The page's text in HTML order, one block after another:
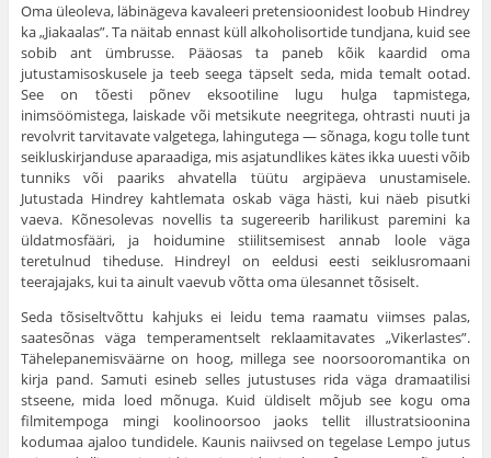
Oma üleoleva, läbinägeva kavaleeri pretensioonidest loobub Hindrey
ka „Jiakaalas”. Ta näitab ennast küll alkoholisortide tundjana, kuid see
sobib ant ümbrusse. Pääosas ta paneb kõik kaardid oma
jutustamisoskusele ja teeb seega täpselt seda, mida temalt ootad.
See on tõesti põnev eksootiline lugu hulga tapmistega,
inimsöömistega, laiskade või metsikute neegritega, ohtrasti nuuti ja
revolvrit tarvitavate valgetega, lahingutega — sõnaga, kogu tolle tunt
seikluskirjanduse aparaadiga, mis asjatundlikes kätes ikka uuesti võib
tunniks või paariks ahvatella tüütu argipäeva unustamisele.
Jutustada Hindrey kahtlemata oskab väga hästi, kui näeb pisutki
vaeva. Kõnesolevas novellis ta sugereerib harilikust paremini ka
üldatmosfääri, ja hoidumine stiilitsemisest annab loole väga
teretulnud tiheduse. Hindreyl on eeldusi eesti seiklusromaani
teerajajaks, kui ta ainult vaevub võtta oma ülesannet tõsiselt.
Seda tõsiseltvõttu kahjuks ei leidu tema raamatu viimses palas,
saatesõnas väga temperamentselt reklaamitavates „Vikerlastes”.
Tähelepanemisväärne on hoog, millega see noorsooromantika on
kirja pand. Samuti esineb selles jutustuses rida väga dramaatilisi
stseene, mida loed mõnuga. Kuid üldiselt mõjub see kogu oma
filmitempoga mingi koolinoorsoo jaoks tellit illustratsioonina
kodumaa ajaloo tundidele. Kaunis naiivsed on tegelase Lempo jutus